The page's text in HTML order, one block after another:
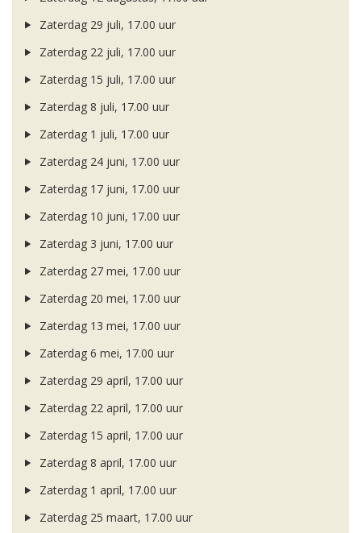
Zaterdag 29 juli, 17.00 uur
Zaterdag 22 juli, 17.00 uur
Zaterdag 15 juli, 17.00 uur
Zaterdag 8 juli, 17.00 uur
Zaterdag 1 juli, 17.00 uur
Zaterdag 24 juni, 17.00 uur
Zaterdag 17 juni, 17.00 uur
Zaterdag 10 juni, 17.00 uur
Zaterdag 3 juni, 17.00 uur
Zaterdag 27 mei, 17.00 uur
Zaterdag 20 mei, 17.00 uur
Zaterdag 13 mei, 17.00 uur
Zaterdag 6 mei, 17.00 uur
Zaterdag 29 april, 17.00 uur
Zaterdag 22 april, 17.00 uur
Zaterdag 15 april, 17.00 uur
Zaterdag 8 april, 17.00 uur
Zaterdag 1 april, 17.00 uur
Zaterdag 25 maart, 17.00 uur